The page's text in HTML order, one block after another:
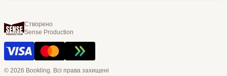
Створено
Sense Production
© 2026 Bookling. Всі права захищені